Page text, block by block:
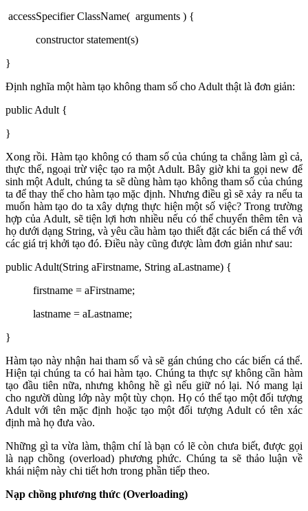
accessSpecifier ClassName( arguments ) {
constructor statement(s)
}
Định nghĩa một hàm tạo không tham số cho Adult thật là đơn giản:
public Adult {
}
Xong rồi. Hàm tạo không có tham số của chúng ta chẳng làm gì cả,
thực thế, ngoại trừ việc tạo ra một Adult. Bây giờ khi ta gọi new để
sinh một Adult, chúng ta sẽ dùng hàm tạo không tham số của chúng
ta để thay thế cho hàm tạo mặc định. Nhưng điều gì sẽ xảy ra nếu ta
muốn hàm tạo do ta xây dựng thực hiện một số việc? Trong trường
hợp của Adult, sẽ tiện lợi hơn nhiều nếu có thể chuyển thêm tên và
họ dưới dạng String, và yêu cầu hàm tạo thiết đặt các biến cá thể với
các giá trị khởi tạo đó. Điều này cũng được làm đơn giản như sau:
public Adult(String aFirstname, String aLastname) {
firstname = aFirstname;
lastname = aLastname;
}
Hàm tạo này nhận hai tham số và sẽ gán chúng cho các biến cá thể.
Hiện tại chúng ta có hai hàm tạo. Chúng ta thực sự không cần hàm
tạo đầu tiên nữa, nhưng không hề gì nếu giữ nó lại. Nó mang lại
cho người dùng lớp này một tùy chọn. Họ có thể tạo một đối tượng
Adult với tên mặc định hoặc tạo một đối tượng Adult có tên xác
định mà họ đưa vào.
Những gì ta vừa làm, thậm chí là bạn có lẽ còn chưa biết, được gọi
là nạp chồng (overload) phương phức. Chúng ta sẽ thảo luận về
khái niệm này chi tiết hơn trong phần tiếp theo.
Nạp chồng phương thức (Overloading)